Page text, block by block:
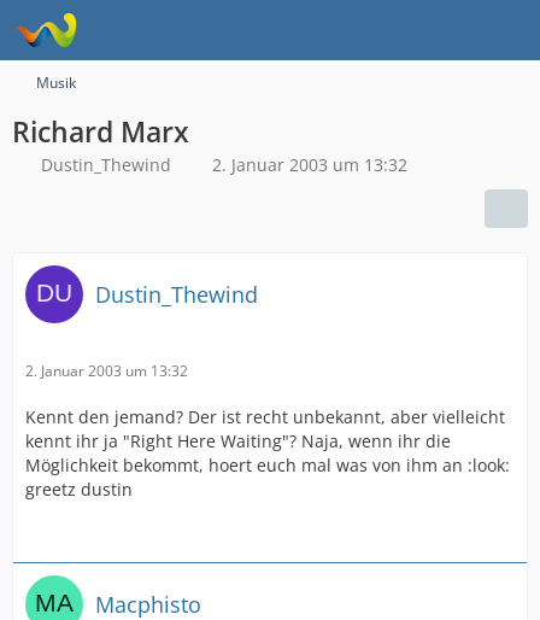
Musik
Richard Marx
Dustin_Thewind 2. Januar 2003 um 13:32
Dustin_Thewind
2. Januar 2003 um 13:32
Kennt den jemand? Der ist recht unbekannt, aber vielleicht
kennt ihr ja "Right Here Waiting"? Naja, wenn ihr die
Möglichkeit bekommt, hoert euch mal was von ihm an :look:
greetz dustin
Macphisto